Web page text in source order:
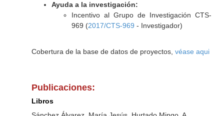
Ayuda a la investigación:
Incentivo al Grupo de Investigación CTS-
969 (2017/CTS-969 - Investigador)
Cobertura de la base de datos de proyectos, véase aqui
Publicaciones:
Libros